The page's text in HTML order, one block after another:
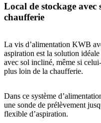
Local de stockage
chaufferie
La vis d’alimentation KWB
aspiration est la solution
avec sol incliné, même si
plus loin de la chaufferie.
Dans ce système
une sonde de prélèvement
flexible d’aspiration.